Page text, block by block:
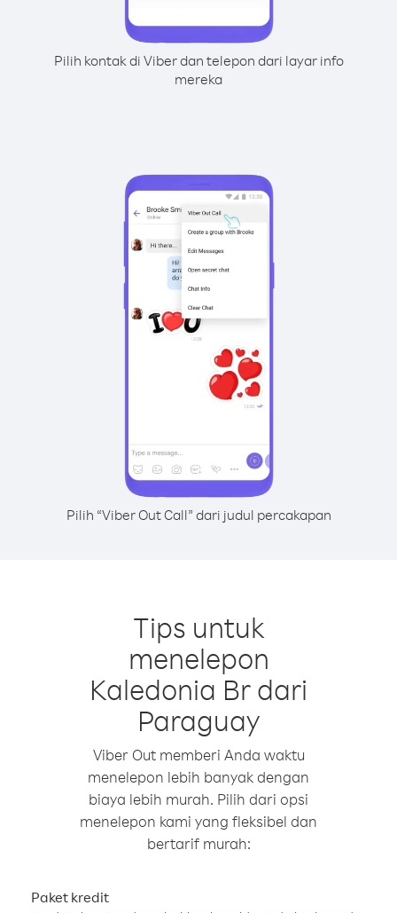
Pilih kontak di Viber dan telepon dari layar info
mereka
Pilih “Viber Out Call” dari judul percakapan
Tips untuk
menelepon
Kaledonia Br dari
Paraguay
Viber Out memberi Anda waktu
menelepon lebih banyak dengan
biaya lebih murah. Pilih dari opsi
menelepon kami yang fleksibel dan
bertarif murah:
Paket kredit